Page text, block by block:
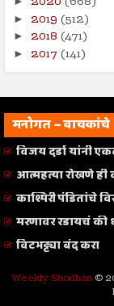
► 2019 (512)
► 2018 (471)
► 2017 (141)
मनोगत – वाचकांचे
विजय दर्डा यांनी
आत्महत्या रोखणे ही
काश्मिरी पंडितांचे
मरणावर रडायचं की
विटभट्ट्या बंद करा
Weekly Shodhan ©